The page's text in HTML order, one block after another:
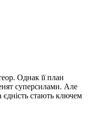
Однак її план
суперсилами. Але
єдність стають ключем